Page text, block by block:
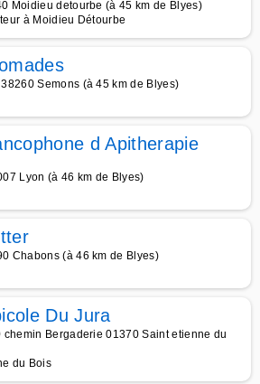
Moidieu detourbe (à 45 km de Blyes)
à Moidieu Détourbe
Semons (à 45 km de Blyes)
d Apitherapie
Lyon (à 46 km de Blyes)
Chabons (à 46 km de Blyes)
Du Jura
chemin Bergaderie 01370 Saint etienne du
du Bois